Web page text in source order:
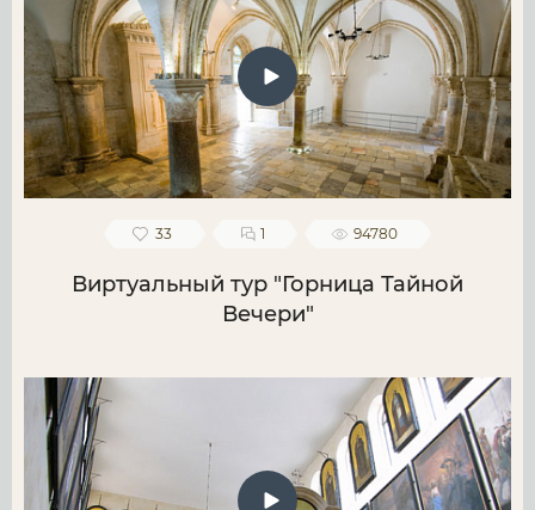
33 1 94780
Виртуальный тур "Горница Тайной
Вечери"